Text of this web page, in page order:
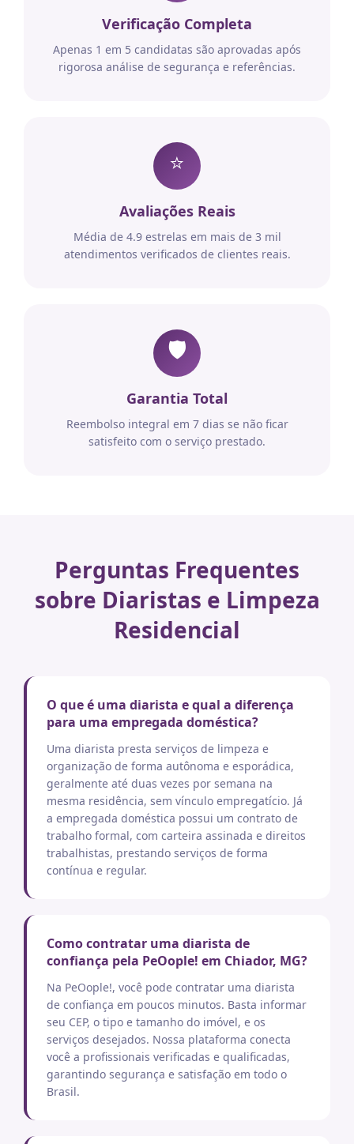
Verificação Completa
Apenas 1 em 5 candidatas são aprovadas após
rigorosa análise de segurança e referências.
⭐
Avaliações Reais
Média de 4.9 estrelas em mais de 3 mil
atendimentos verificados de clientes reais.
🛡️
Garantia Total
Reembolso integral em 7 dias se não ficar
satisfeito com o serviço prestado.
Perguntas Frequentes
sobre Diaristas e Limpeza
Residencial
O que é uma diarista e qual a diferença
para uma empregada doméstica?
Uma diarista presta serviços de limpeza e
organização de forma autônoma e esporádica,
geralmente até duas vezes por semana na
mesma residência, sem vínculo empregatício. Já
a empregada doméstica possui um contrato de
trabalho formal, com carteira assinada e direitos
trabalhistas, prestando serviços de forma
contínua e regular.
Como contratar uma diarista de
confiança pela PeOople! em Chiador, MG?
Na PeOople!, você pode contratar uma diarista
de confiança em poucos minutos. Basta informar
seu CEP, o tipo e tamanho do imóvel, e os
serviços desejados. Nossa plataforma conecta
você a profissionais verificadas e qualificadas,
garantindo segurança e satisfação em todo o
Brasil.